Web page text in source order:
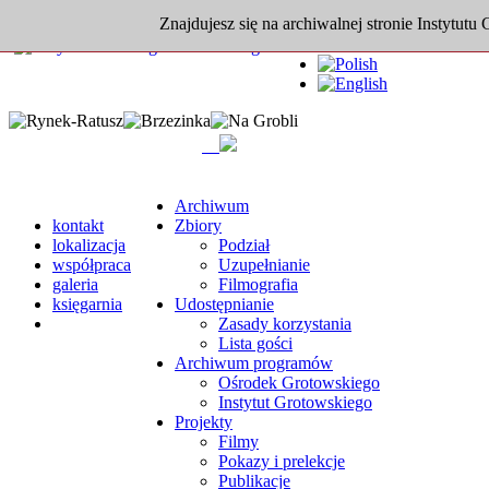
Znajdujesz się na archiwalnej stronie Instytutu
kontakt
lokalizacja
współpraca
galeria
księgarnia
Archiwum
Zbiory
Podział
Uzupełnianie
Filmografia
Udostępnianie
Zasady korzystania
Lista gości
Archiwum programów
Ośrodek Grotowskiego
Instytut Grotowskiego
Projekty
Filmy
Pokazy i prelekcje
Publikacje